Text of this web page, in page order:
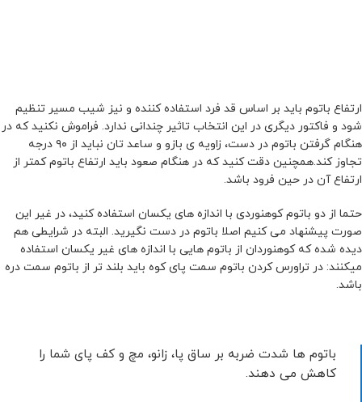
ارتفاع باتوم باید بر اساس قد فرد استفاده کننده و نیز شیب مسیر تنظیم
شود و فاکتور دیگری در این انتخاب تاثیر چندانی ندارد. فراموش نکنید که در
هنگام گرفتن باتوم در دست، زاویه ی بازو و ساعد تان نباید از ۹۰ درجه
تجاوز کند.همچنین دقت کنید که در هنگام صعود باید ارتفاع باتوم کمتر از
ارتفاع آن در حین فرود باشد.
حتما از دو باتوم کوهنوردی با اندازه های یکسان استفاده کنید، در غیر این
صورت پیشنهاد می کنیم اصلا باتوم در دست نگیرید. البته در شرایطی هم
دیده شده که کوهنوردان از باتوم هایی با اندازه های غیر یکسان استفاده
میکنند: در تراورس کردن باتوم سمت پای کوه باید بلند تر از باتوم سمت دره
باشد.
باتوم ها شدت ضربه بر ساق پا، زانو، مچ و کف پای شما را
کاهش می دهند.